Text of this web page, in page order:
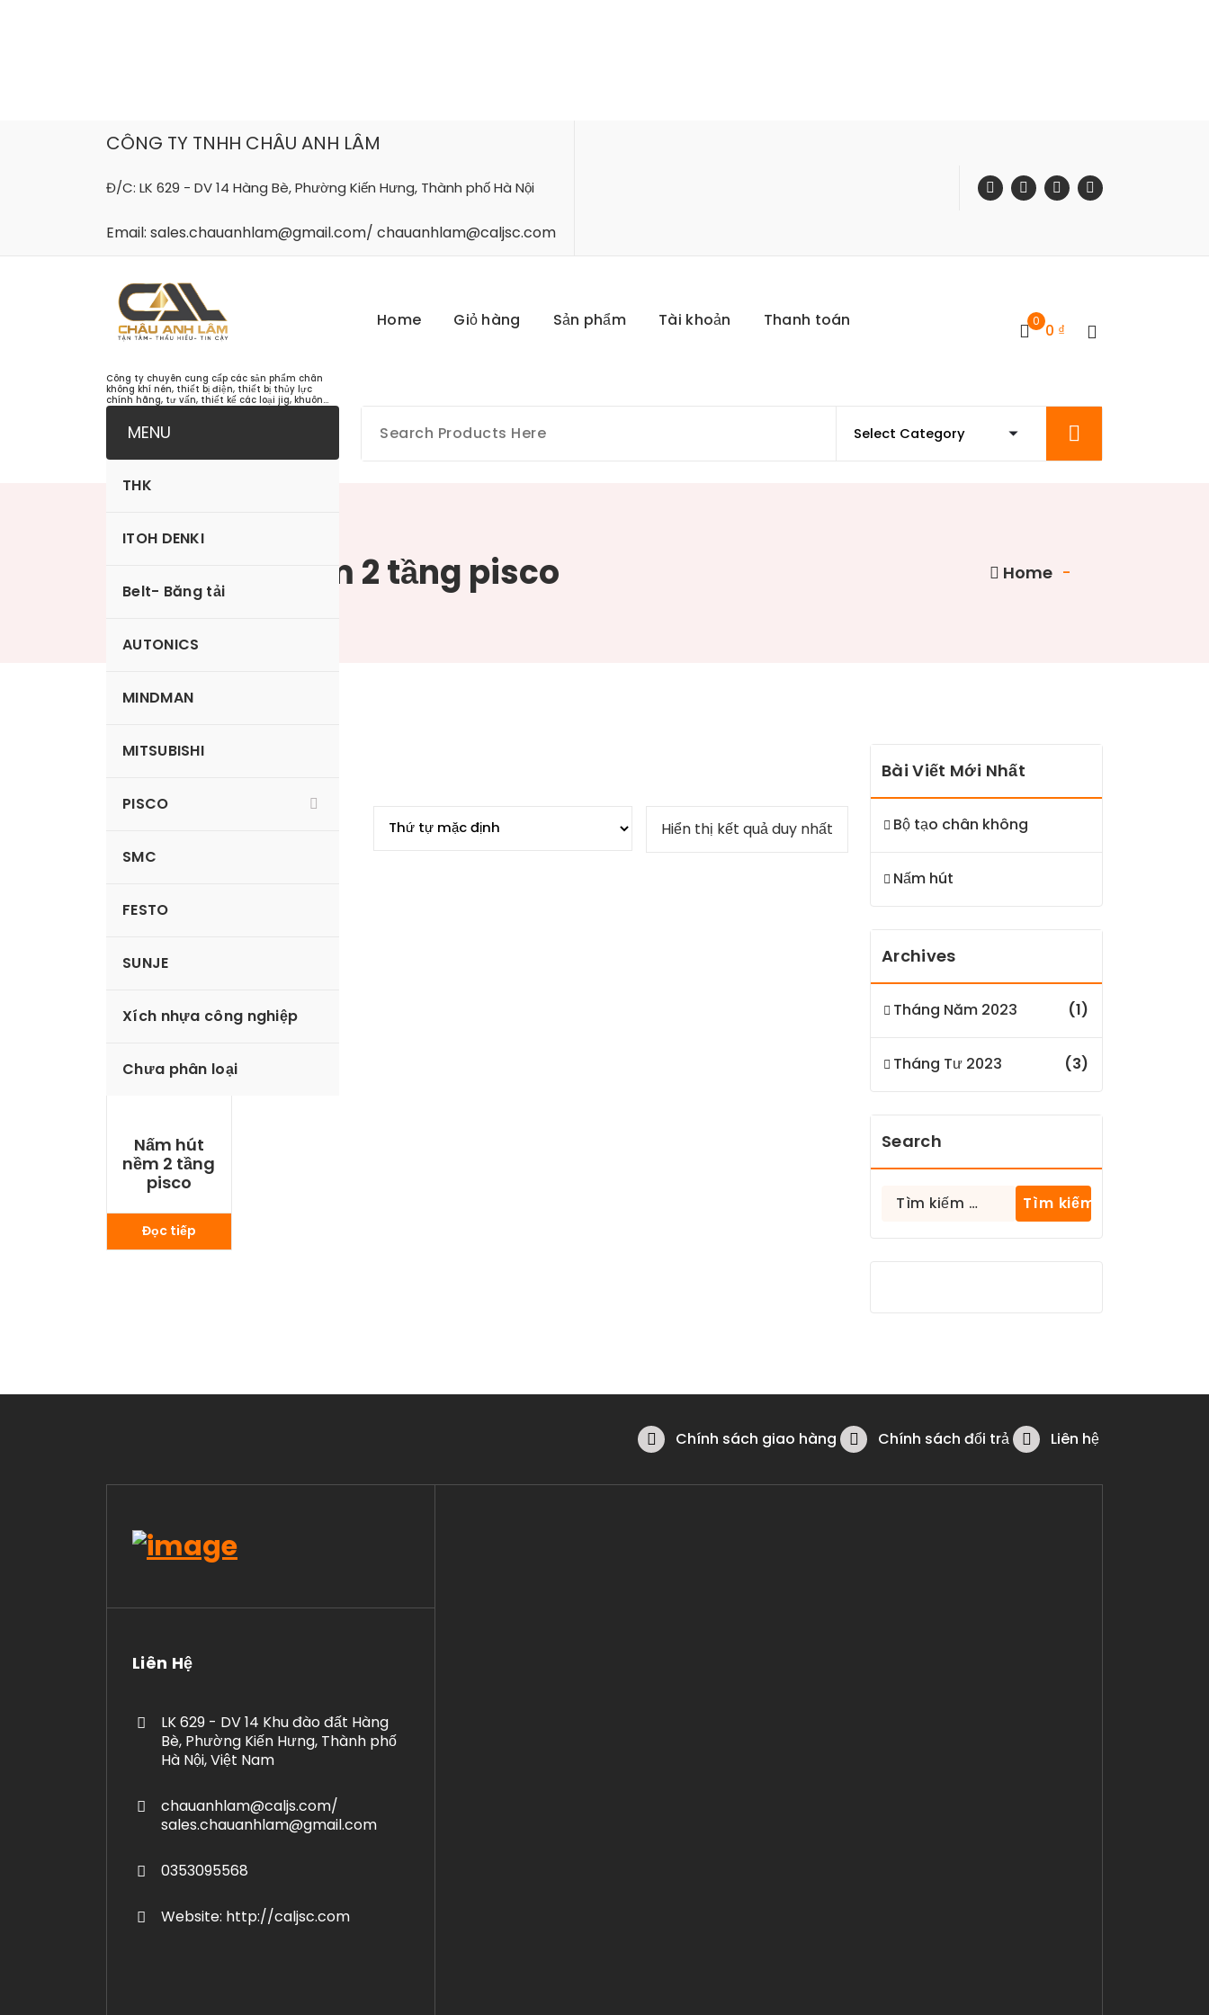
CÔNG TY TNHH CHÂU ANH LÂM
Đ/C: LK 629 - DV 14 Hàng Bè, Phường Kiến Hưng, Thành phố Hà Nội
Email: sales.chauanhlam@gmail.com/ chauanhlam@caljsc.com
Công ty chuyên cung cấp các sản phẩm chân
không khí nén, thiết bị điện, thiết bị thủy lực
chính hãng, tư vấn, thiết kế các loại jig, khuôn...
Home Giỏ hàng Sản phẩm Tài khoản Thanh toán 0 0 ₫
MENU
THK
ITOH DENKI
Belt- Băng tải
AUTONICS
MINDMAN
MITSUBISHI
PISCO
SMC
FESTO
SUNJE
Xích nhựa công nghiệp
Chưa phân loại
Nấm hút nềm 2 tầng pisco Home -
VP6LBN
Hiển thị kết quả duy nhất
Nấm hút
nềm 2 tầng
pisco
Đọc tiếp
Bài Viết Mới Nhất
Bộ tạo chân không
Nấm hút
Archives
Tháng Năm 2023 (1)
Tháng Tư 2023 (3)
Search
Tìm
Chính sách giao hàng Chính sách đổi trả Liên hệ
Liên Hệ
LK 629 - DV 14 Khu đào đất Hàng
Bè, Phường Kiến Hưng, Thành phố
Hà Nội, Việt Nam
chauanhlam@caljs.com/
sales.chauanhlam@gmail.com
0353095568
Website: http://caljsc.com